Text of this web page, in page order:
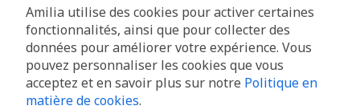
Amilia utilise des cookies pour activer certaines
fonctionnalités, ainsi que pour collecter des
données pour améliorer votre expérience. Vous
pouvez personnaliser les cookies que vous
acceptez et en savoir plus sur notre Politique en
matière de cookies.